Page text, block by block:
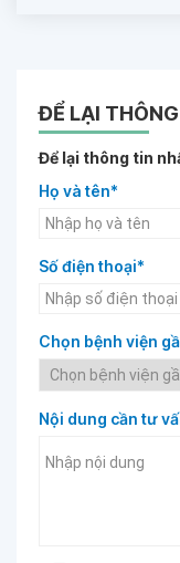
ĐỂ LẠI
Để lại thông tin
Họ và tên*
Số điện thoại*
Chọn bệnh viện
Nội dung cần tư